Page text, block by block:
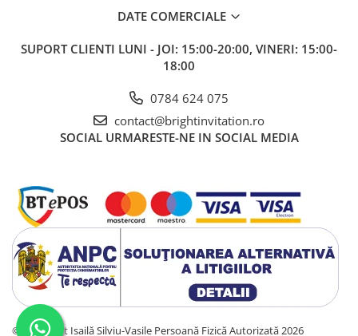
DATE COMERCIALE
SUPORT CLIENTI LUNI - JOI: 15:00-20:00, VINERI: 15:00-
18:00
0784 624 075
contact@brightinvitation.ro
SOCIAL URMARESTE-NE IN SOCIAL MEDIA
©Copyright Isailă Silviu-Vasile Persoană Fizică Autorizată 2026